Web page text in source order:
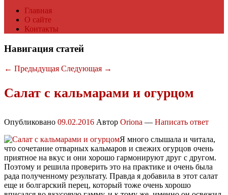
Главная
О сайте
Контакты
Навигация статей
← Предыдущая Следующая →
Салат с кальмарами и огурцом
Опубликовано 09.02.2016 Автор Oriona — Написать ответ
Я много слышала и читала,
что сочетание отварных кальмаров и свежих огурцов очень
приятное на вкус и они хорошо гармонируют друг с другом.
Поэтому и решила проверить это на практике и очень была
рада полученному результату. Правда я добавила в этот салат
еще и болгарский перец, который тоже очень хорошо